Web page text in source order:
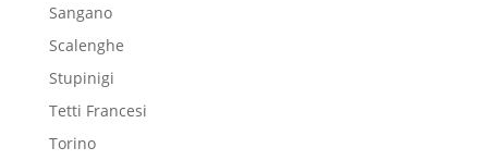
Sangano
Scalenghe
Stupinigi
Tetti Francesi
Torino